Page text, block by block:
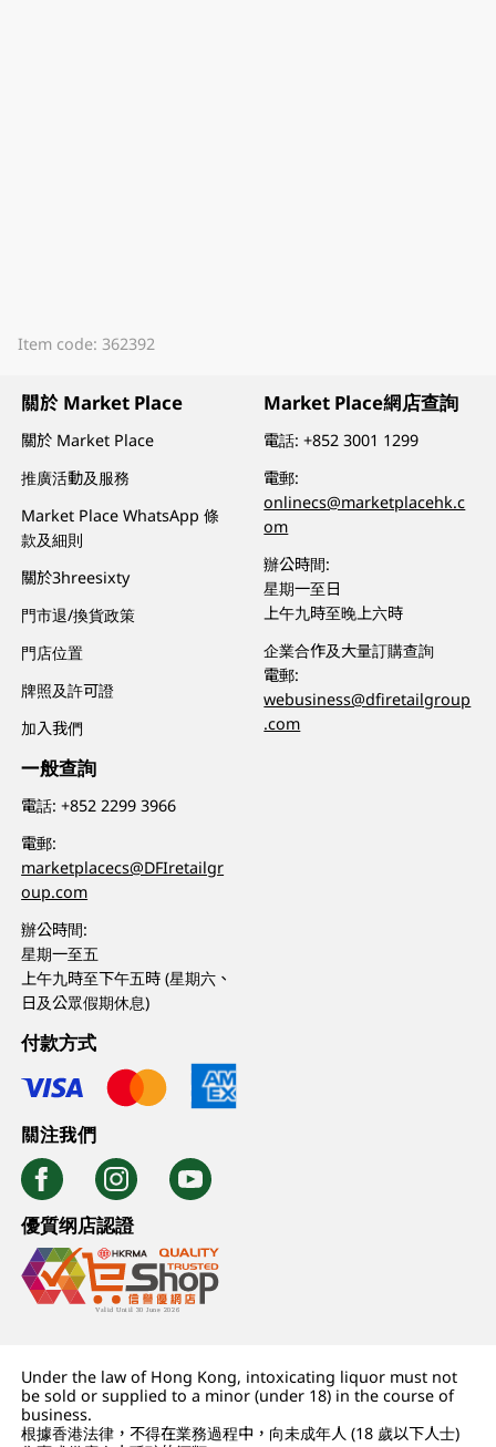
Item code: 362392
關於 Market Place
關於 Market Place
推廣活動及服務
Market Place WhatsApp 條
款及細則
關於3hreesixty
門市退/換貨政策
門店位置
牌照及許可證
加入我們
一般查詢
電話:+852 2299 3966
電郵:
marketplacecs@DFIretailgr
oup.com
辦公時間:
星期一至五
上午九時至下午五時 (星期六、
日及公眾假期休息)
Market Place網店查詢
電話:+852 3001 1299
電郵:
onlinecs@marketplacehk.c
om
辦公時間:
星期一至日
上午九時至晚上六時
企業合作及大量訂購查詢
電郵:
webusiness@dfiretailgroup
.com
付款方式
關注我們
優質纲店認證
Under the law of Hong Kong, intoxicating liquor must not
be sold or supplied to a minor (under 18) in the course of
business.
根據香港法律，不得在業務過程中，向未成年人 (18 歲以下人士)